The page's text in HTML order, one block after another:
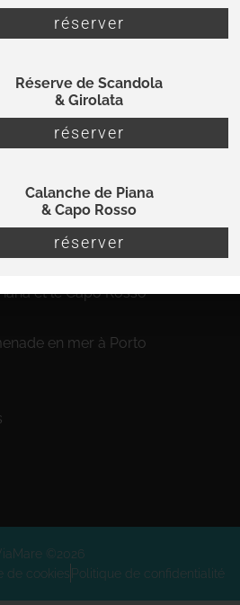
promenades.com
56 22 32 38
à Porto
Golfe de Porto
en bateau
et le Capo Rosso
en mer à Porto
©2026
de cookiesPolitique de confidentialité
réserver
Réserve de Scandola
& Girolata
réserver
Calanche de Piana
& Capo Rosso
réserver